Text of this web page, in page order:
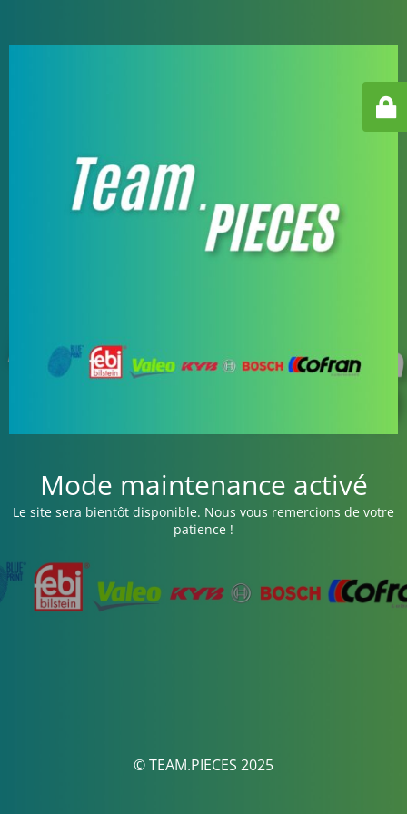
Mode maintenance activé
Le site sera bientôt disponible. Nous vous remercions de votre
patience !
© TEAM.PIECES 2025